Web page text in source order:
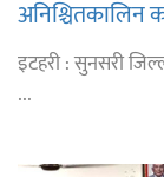
अनिश्चितकालिन
इटहरी : सुनसरी
...